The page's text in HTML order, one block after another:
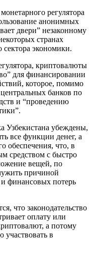
регулятора
анонимных
двери” незаконному
странах
экономики.
криптовалюты
для финансировании
которое, помимо
банков по
и “проведению
Узбекистана убеждены,
все функции денег, а
обеспечения, что, в
средством с быстро
вещей, по
причиной
финансовых потерь
что законодательство
оплату или
а потому
участвовать в